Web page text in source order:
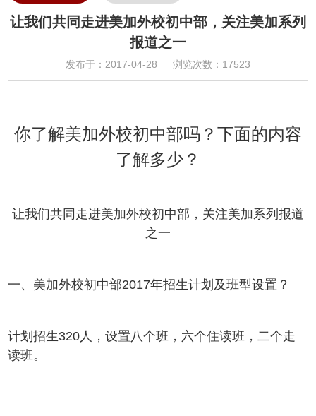
让我们共同走进美加外校初中部，关注美加系列
报道之一
发布于：2017-04-28 浏览次数：17523
你了解美加外校初中部吗？下面的内容
了解多少？
让我们共同走进美加外校初中部，关注美加系列报道
之一
一、美加外校初中部2017年招生计划及班型设置？
计划招生320人，设置八个班，六个住读班，二个走
读班。